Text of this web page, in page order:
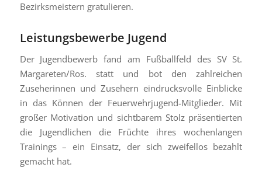
Bezirksmeistern gratulieren.
Leistungsbewerbe Jugend
Der Jugendbewerb fand am Fußballfeld des SV St.
Margareten/Ros. statt und bot den zahlreichen
Zuseherinnen und Zusehern eindrucksvolle Einblicke
in das Können der Feuerwehrjugend-Mitglieder. Mit
großer Motivation und sichtbarem Stolz präsentierten
die Jugendlichen die Früchte ihres wochenlangen
Trainings – ein Einsatz, der sich zweifellos bezahlt
gemacht hat.